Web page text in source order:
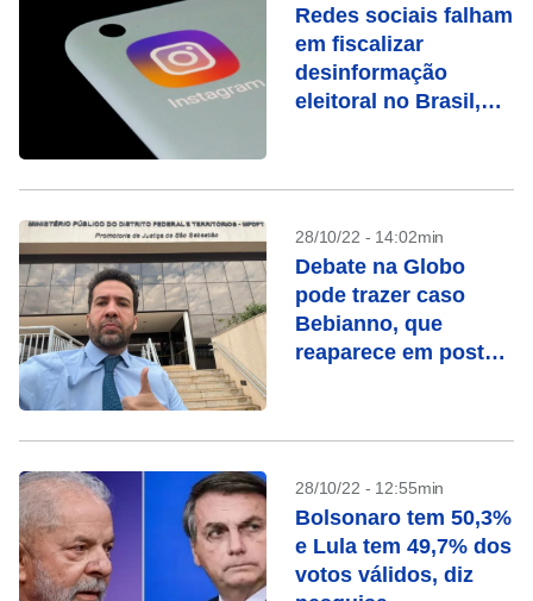
Redes sociais falham
em fiscalizar
desinformação
eleitoral no Brasil,
28/10/22 - 14:02min
Debate na Globo
pode trazer caso
Bebianno, que
reaparece em posts
28/10/22 - 12:55min
Bolsonaro tem 50,3%
e Lula tem 49,7% dos
votos válidos, diz